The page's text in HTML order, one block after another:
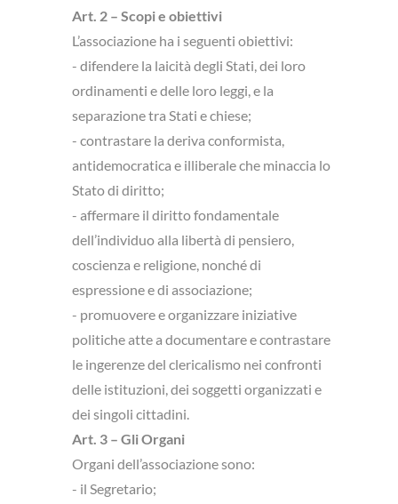
Art. 2 – Scopi e obiettivi
L’associazione ha i seguenti obiettivi:
- difendere la laicità degli Stati, dei loro
ordinamenti e delle loro leggi, e la
separazione tra Stati e chiese;
- contrastare la deriva conformista,
antidemocratica e illiberale che minaccia lo
Stato di diritto;
- affermare il diritto fondamentale
dell’individuo alla libertà di pensiero,
coscienza e religione, nonché di
espressione e di associazione;
- promuovere e organizzare iniziative
politiche atte a documentare e contrastare
le ingerenze del clericalismo nei confronti
delle istituzioni, dei soggetti organizzati e
dei singoli cittadini.
Art. 3 – Gli Organi
Organi dell’associazione sono:
- il Segretario;